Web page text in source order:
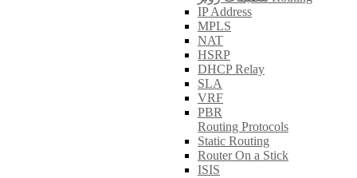
IP Address
MPLS
NAT
HSRP
DHCP Relay
SLA
VRF
PBR
Routing Protocols
Static Routing
Router On a Stick
ISIS